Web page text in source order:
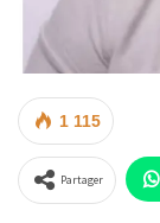
1 115
Partager